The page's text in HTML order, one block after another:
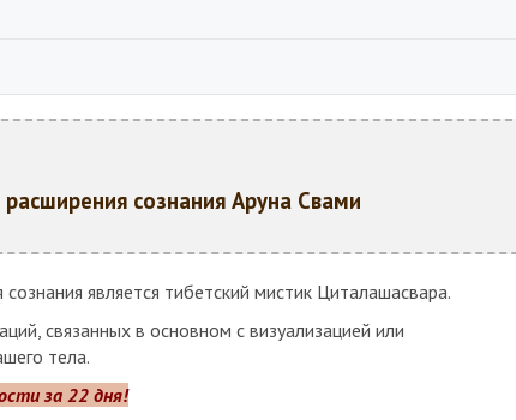
расширения сознания Аруна Свами
является тибетский мистик Циталашасвара.
связанных в основном с визуализацией или
тела.
за 22 дня!